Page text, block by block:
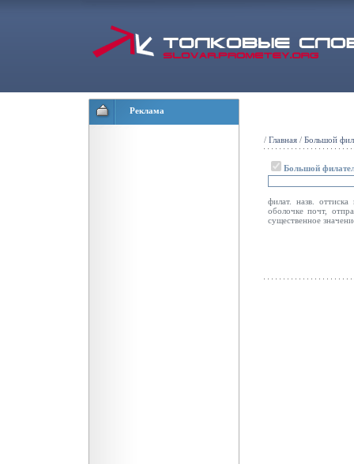
Реклама
/ Главная / Большой
Большой
филат. назв.
оболочке почт,
существенное